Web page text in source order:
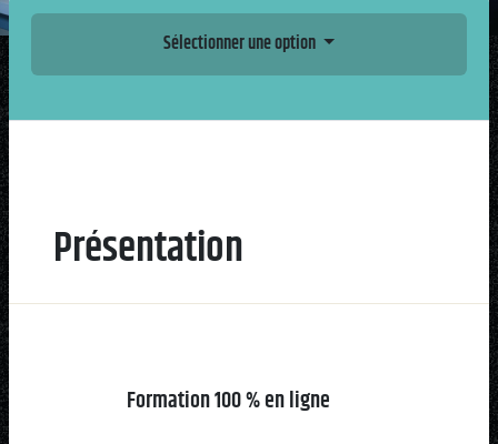
Sélectionner une option
Présentation
Formation 100 % en ligne